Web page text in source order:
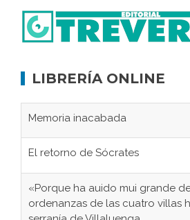
LIBRERÍA ONLINE
serranía de Villaluenga